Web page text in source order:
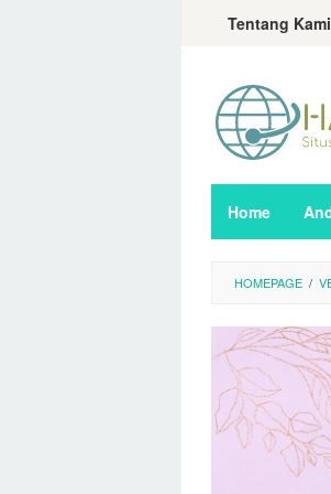
LoncatTentang Kami
Home
HOMEPAGE /